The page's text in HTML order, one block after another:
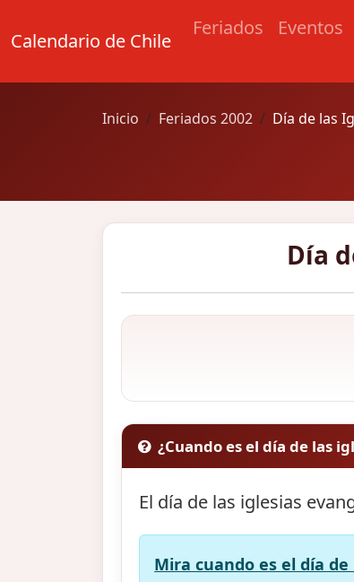
Calendario de Chile
Feriados Eventos
Inicio Feriados 2002 Día de las
Día
¿Cuando es el día de las
El día de las iglesias
Mira cuando es el día